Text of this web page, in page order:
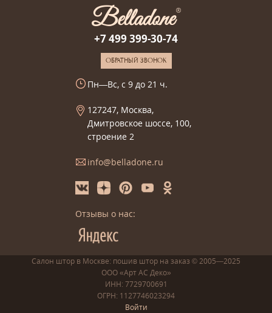
+7 499 399-30-74
ОБРАТНЫЙ ЗВОНОК
Пн—Вс, с 9 до 21 ч.
127247, Москва,
Дмитровское шоссе, 100,
строение 2
info@belladone.ru
Отзывы о нас:
Салон штор в Москве: пошив штор на заказ © 2005—2025
ООО «Арт АС Деко»
ИНН: 7729700691
ОГРН: 1127746023294
Войти